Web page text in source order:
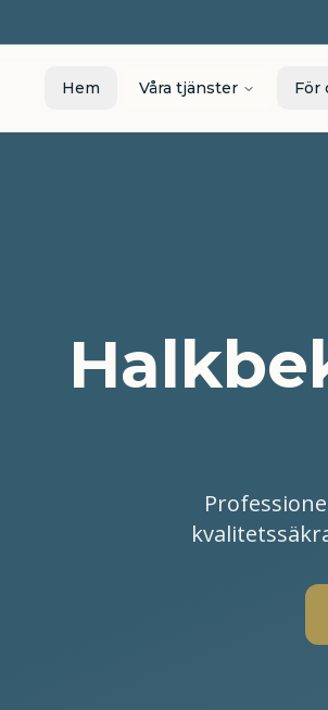
Hem Våra tjänster För